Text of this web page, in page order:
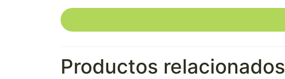
Productos relacionados